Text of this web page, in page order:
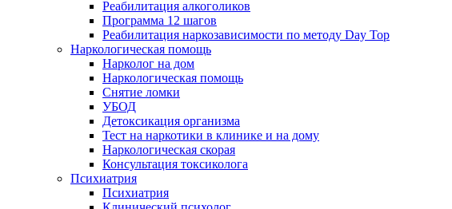
Реабилитация алкоголиков
Программа 12 шагов
Реабилитация наркозависимости по методу Day Top
Наркологическая помощь
Нарколог на дом
Наркологическая помощь
Снятие ломки
УБОД
Детоксикация организма
Тест на наркотики в клинике и на дому
Наркологическая скорая
Консультация токсиколога
Психиатрия
Психиатрия